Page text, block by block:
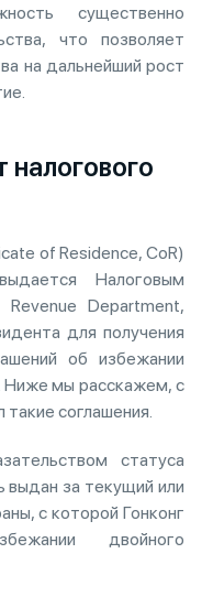
существенно
что позволяет
на дальнейший рост
налогового
of Residence, CoR)
Налоговым
Revenue Department,
для получения
об избежании
Ниже мы расскажем, с
такие соглашения.
статуса
выдан за текущий или
с которой Гонконг
двойного